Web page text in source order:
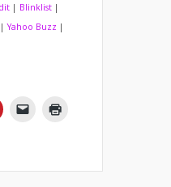
| Blinklist |
|Yahoo Buzz |